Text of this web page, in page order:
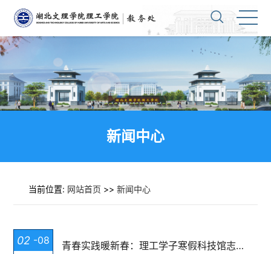
新闻中心
当前位置: 网站首页 >>新闻中心
02 -08
青春实践暖新春：理工学子寒假科技馆志愿行展风采